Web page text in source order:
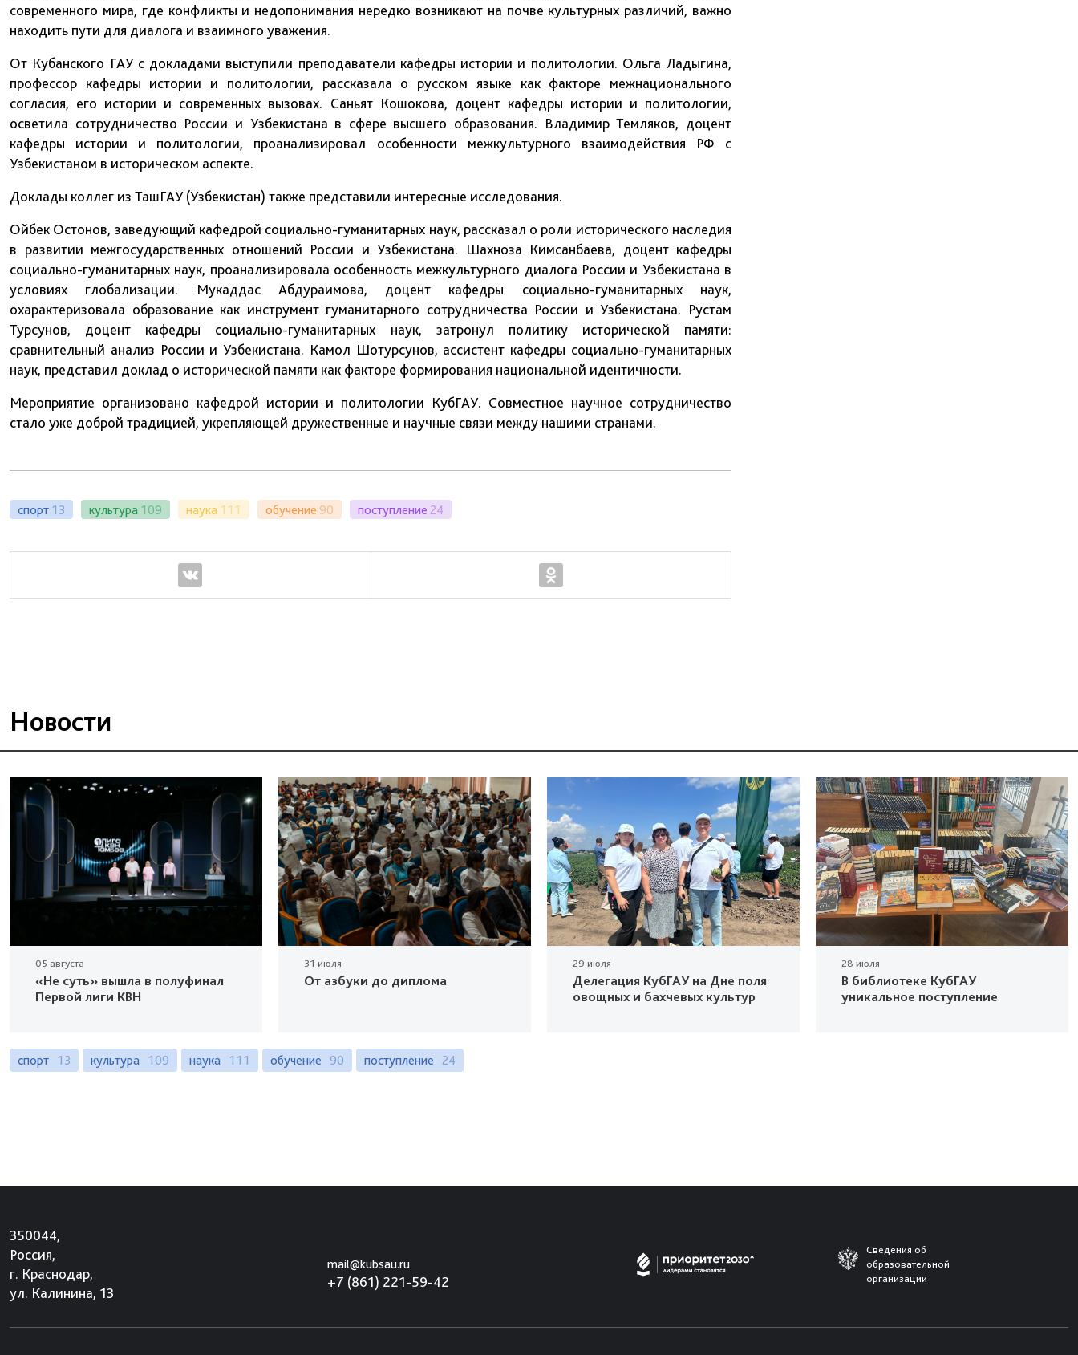
современного мира, где конфликты и недопонимания нередко возникают на почве культурных различий, важно
находить пути для диалога и взаимного уважения.
От Кубанского ГАУ с докладами выступили преподаватели кафедры истории и политологии. Ольга Ладыгина,
профессор кафедры истории и политологии, рассказала о русском языке как факторе межнационального
согласия, его истории и современных вызовах. Саньят Кошокова, доцент кафедры истории и политологии,
осветила сотрудничество России и Узбекистана в сфере высшего образования. Владимир Темляков, доцент
кафедры истории и политологии, проанализировал особенности межкультурного взаимодействия РФ с
Узбекистаном в историческом аспекте.
Доклады коллег из ТашГАУ (Узбекистан) также представили интересные исследования.
Ойбек Остонов, заведующий кафедрой социально-гуманитарных наук, рассказал о роли исторического наследия
в развитии межгосударственных отношений России и Узбекистана. Шахноза Кимсанбаева, доцент кафедры
социально-гуманитарных наук, проанализировала особенность межкультурного диалога России и Узбекистана в
условиях глобализации. Мукаддас Абдураимова, доцент кафедры социально-гуманитарных наук,
охарактеризовала образование как инструмент гуманитарного сотрудничества России и Узбекистана. Рустам
Турсунов, доцент кафедры социально-гуманитарных наук, затронул политику исторической памяти:
сравнительный анализ России и Узбекистана. Камол Шотурсунов, ассистент кафедры социально-гуманитарных
наук, представил доклад о исторической памяти как факторе формирования национальной идентичности.
Мероприятие организовано кафедрой истории и политологии КубГАУ. Совместное научное сотрудничество
стало уже доброй традицией, укрепляющей дружественные и научные связи между нашими странами.
спорт 13 культура 109 наука 111 обучение 90 поступление 24
Новости
05 августа
«Не суть» вышла в полуфинал
Первой лиги КВН
31 июля
От азбуки до диплома
29 июля
Делегация КубГАУ на Дне поля
овощных и бахчевых культур
28 июля
В библиотеке КубГАУ
уникальное поступление
спорт 13 культура 109 наука 111 обучение 90 поступление 24
350044,
Россия,
г. Краснодар,
ул. Калинина, 13
mail@kubsau.ru
+7 (861) 221-59-42
Сведения об
образовательной
организации